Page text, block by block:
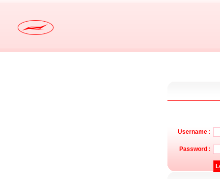
Username :
Password :